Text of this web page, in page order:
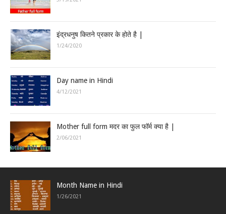
इंद्रधनुष कितने प्रकार के होते है |
1/24/2020
Day name in Hindi
4/12/2021
Mother full form मदर का फुल फॉर्म क्या है |
2/06/2021
Month Name in Hindi
1/26/2021